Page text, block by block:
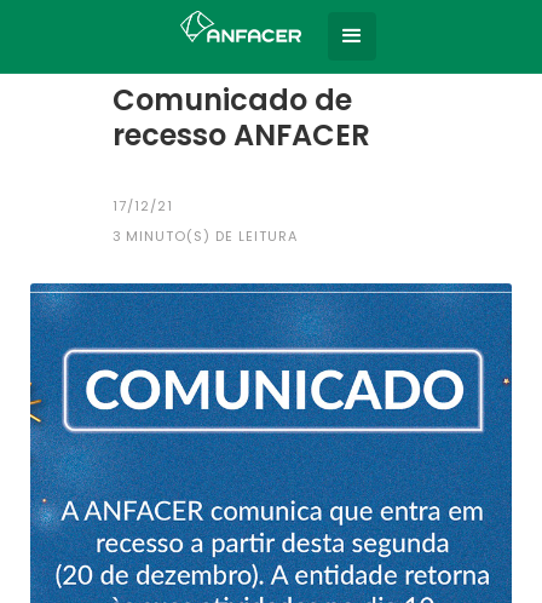
Todas as notícias
Comunicado de
recesso ANFACER
17/12/21
3 MINUTO(S) DE LEITURA